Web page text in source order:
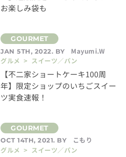
お楽しみ袋も
JAN 5TH, 2022. BY
Mayumi.W
グルメ > スイーツ／パン
【不二家ショートケーキ100周
年】限定ショップのいちごスイー
ツ実食速報！
OCT 14TH, 2021. BY
こもり
グルメ > スイーツ／パン